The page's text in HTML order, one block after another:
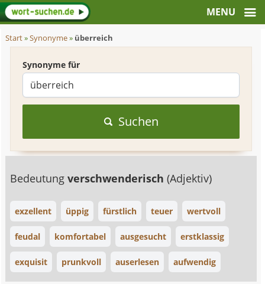
Start»Synonyme» überreich
Synonyme für
Suchen
Bedeutungverschwenderisch(Adjektiv)
exzellent üppig fürstlich teuer wertvoll
feudal komfortabel ausgesucht erstklassig
exquisit prunkvoll auserlesen aufwendig